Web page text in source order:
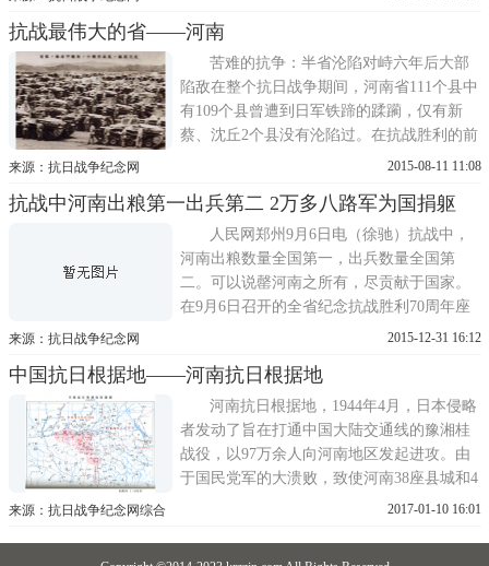
抗战最伟大的省——河南
苦难的抗争：半省沦陷对峙六年后大部
陷敌在整个抗日战争期间，河南省111个县中
有109个县曾遭到日军铁蹄的蹂躏，仅有新
蔡、沈丘2个县没有沦陷过。在抗战胜利的前
夜1944年，河南省却有大片领土沦陷
来源：抗日战争纪念网 2015-08-11 11:08
抗战中河南出粮第一出兵第二 2万多八路军为国捐躯
人民网郑州9月6日电（徐驰）抗战中，
河南出粮数量全国第一，出兵数量全国第
二。可以说罄河南之所有，尽贡献于国家。
在9月6日召开的全省纪念抗战胜利70周年座
谈会上，河南省委书记郭庚茂表示。郭庚茂
来源：抗日战争纪念网 2015-12-31 16:12
中国抗日根据地——河南抗日根据地
河南抗日根据地，1944年4月，日本侵略
者发动了旨在打通中国大陆交通线的豫湘桂
战役，以97万余人向河南地区发起进攻。由
于国民党军的大溃败，致使河南38座县城和4
万多平方公里的土地被日军侵占。对此，中
来源：抗日战争纪念网综合 2017-01-10 16:01